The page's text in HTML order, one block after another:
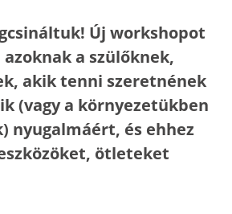
Új workshopot
a szülőknek,
akik tenni szeretnének
(vagy a környezetükben
nyugalmáért, és ehhez
ötleteket